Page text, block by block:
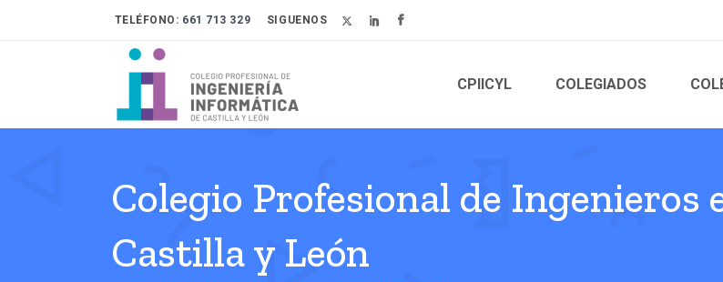
TELÉFONO: 661 713 329 SIGUENOS
CPIICYL COLEGIADOS
Colegio Profesional de Ingenieros
Castilla y León